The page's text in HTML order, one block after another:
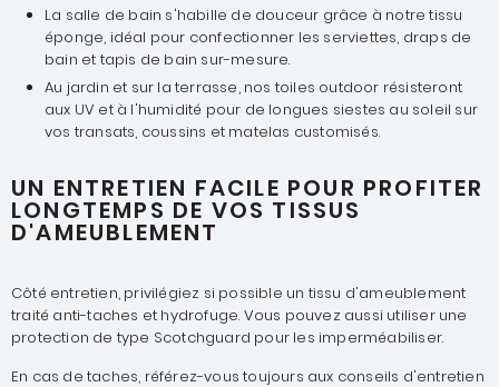
La salle de bain s'habille de douceur grâce à notre tissu
éponge, idéal pour confectionner les serviettes, draps de
bain et tapis de bain sur-mesure.
Au jardin et sur la terrasse, nos toiles outdoor résisteront
aux UV et à l'humidité pour de longues siestes au soleil sur
vos transats, coussins et matelas customisés.
UN ENTRETIEN FACILE POUR PROFITER
LONGTEMPS DE VOS TISSUS
D'AMEUBLEMENT
Côté entretien, privilégiez si possible un tissu d'ameublement
traité anti-taches et hydrofuge. Vous pouvez aussi utiliser une
protection de type Scotchguard pour les imperméabiliser.
En cas de taches, référez-vous toujours aux conseils d'entretien